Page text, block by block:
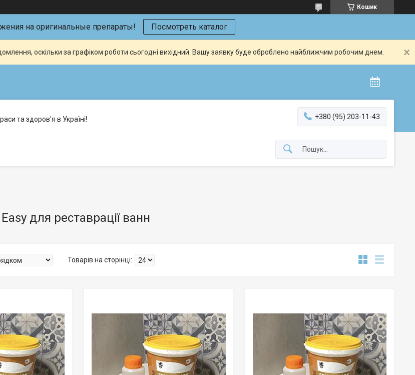
Кошик
на оригинальные препараты! Посмотреть каталог
оскільки за графіком роботи сьогодні вихідний. Вашу заявку буде оброблено найближчим робочим днем.
та здоров'я в Україні! +380 (95) 203-11-43
для реставрації ванн